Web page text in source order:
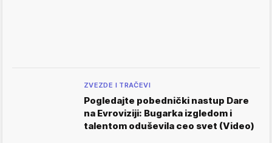
ZVEZDE I TRAČEVI
Pogledajte pobednički nastup Dare
na Evroviziji: Bugarka izgledom i
talentom oduševila ceo svet (Video)